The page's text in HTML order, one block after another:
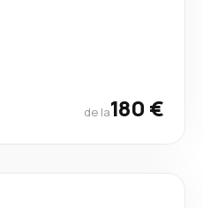
de la180 €